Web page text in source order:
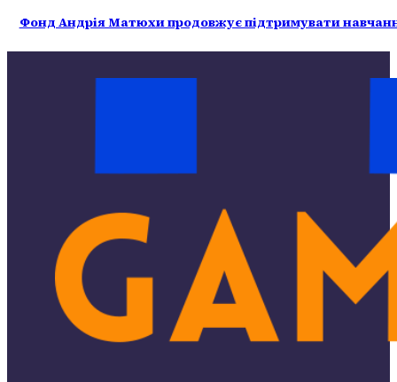
Фонд Андрія Матюхи продовжує підтримувати